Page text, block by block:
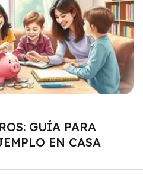
GUÍA PARA
EN CASA